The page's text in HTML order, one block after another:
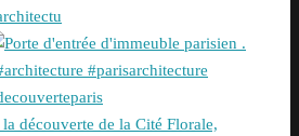
découverte de la Cité Florale,